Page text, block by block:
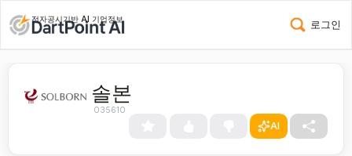
전자공시기반 AI 기업정보 로그인
솔본
035610
AI